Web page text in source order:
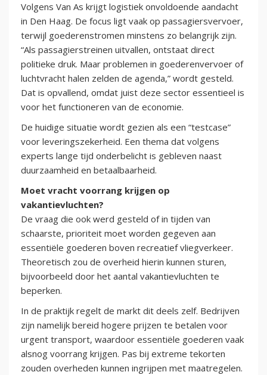
Volgens Van As krijgt logistiek onvoldoende aandacht
in Den Haag. De focus ligt vaak op passagiersvervoer,
terwijl goederenstromen minstens zo belangrijk zijn.
“Als passagierstreinen uitvallen, ontstaat direct
politieke druk. Maar problemen in goederenvervoer of
luchtvracht halen zelden de agenda,” wordt gesteld.
Dat is opvallend, omdat juist deze sector essentieel is
voor het functioneren van de economie.
De huidige situatie wordt gezien als een “testcase”
voor leveringszekerheid. Een thema dat volgens
experts lange tijd onderbelicht is gebleven naast
duurzaamheid en betaalbaarheid.
Moet vracht voorrang krijgen op
vakantievluchten?
De vraag die ook werd gesteld of in tijden van
schaarste, prioriteit moet worden gegeven aan
essentiële goederen boven recreatief vliegverkeer.
Theoretisch zou de overheid hierin kunnen sturen,
bijvoorbeeld door het aantal vakantievluchten te
beperken.
In de praktijk regelt de markt dit deels zelf. Bedrijven
zijn namelijk bereid hogere prijzen te betalen voor
urgent transport, waardoor essentiële goederen vaak
alsnog voorrang krijgen. Pas bij extreme tekorten
zouden overheden kunnen ingrijpen met maatregelen.